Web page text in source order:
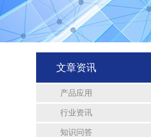
文章资讯
产品应用
行业资讯
知识问答